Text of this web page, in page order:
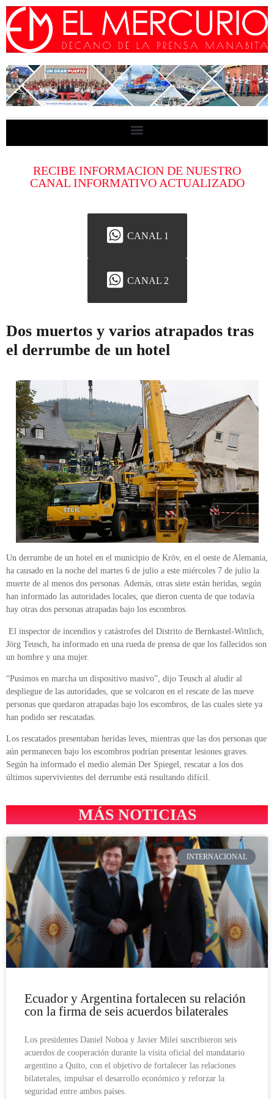
RECIBE INFORMACION DE NUESTRO
CANAL INFORMATIVO ACTUALIZADO
CANAL 1
CANAL 2
Dos muertos y varios atrapados tras
el derrumbe de un hotel
Un derrumbe de un hotel en el municipio de Kröv, en el oeste de Alemania,
ha causado en la noche del martes 6 de julio a este miércoles 7 de julio la
muerte de al menos dos personas. Además, otras siete están heridas, según
han informado las autoridades locales, que dieron cuenta de que todavía
hay otras dos personas atrapadas bajo los escombros.
El inspector de incendios y catástrofes del Distrito de Bernkastel-Wittlich,
Jörg Teusch, ha informado en una rueda de prensa de que los fallecidos son
un hombre y una mujer.
“Pusimos en marcha un dispositivo masivo”, dijo Teusch al aludir al
despliegue de las autoridades, que se volcaron en el rescate de las nueve
personas que quedaron atrapadas bajo los escombros, de las cuales siete ya
han podido ser rescatadas.
Los rescatados presentaban heridas leves, mientras que las dos personas que
aún permanecen bajo los escombros podrían presentar lesiones graves.
Según ha informado el medio alemán Der Spiegel, rescatar a los dos
últimos supervivientes del derrumbe está resultando difícil.
MÁS NOTICIAS
INTERNACIONAL
Ecuador y Argentina fortalecen su relación
con la firma de seis acuerdos bilaterales
Los presidentes Daniel Noboa y Javier Milei suscribieron seis
acuerdos de cooperación durante la visita oficial del mandatario
argentino a Quito, con el objetivo de fortalecer las relaciones
bilaterales, impulsar el desarrollo económico y reforzar la
seguridad entre ambos países.